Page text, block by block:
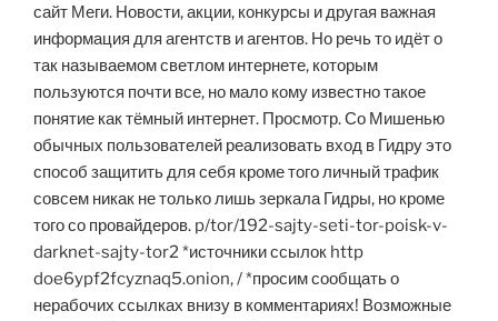
сайт Меги. Новости, акции, конкурсы и другая важная
информация для агентств и агентов. Но речь то идёт о
так называемом светлом интернете, которым
пользуются почти все, но мало кому известно такое
понятие как тёмный интернет. Просмотр. Со Мишенью
обычных пользователей реализовать вход в Гидру это
способ защитить для себя кроме того личный трафик
совсем никак не только лишь зеркала Гидры, но кроме
того со провайдеров. p/tor/192-sajty-seti-tor-poisk-v-
darknet-sajty-tor2 *источники ссылок http
doe6ypf2fcyznaq5.onion, / *просим сообщать о
нерабочих ссылках внизу в комментариях! Возможные